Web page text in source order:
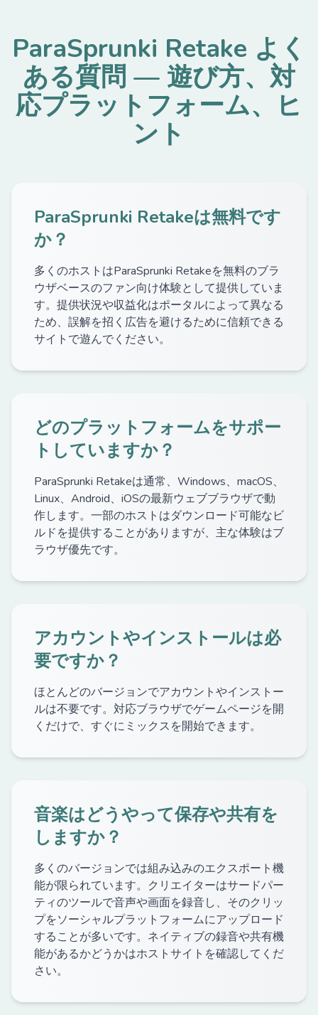
ParaSprunki Retake よく
ある質問 — 遊び方、対
応プラットフォーム、ヒ
ント
ParaSprunki Retakeは無料です
か？
多くのホストはParaSprunki Retakeを無料のブラ
ウザベースのファン向け体験として提供していま
す。提供状況や収益化はポータルによって異なる
ため、誤解を招く広告を避けるために信頼できる
サイトで遊んでください。
どのプラットフォームをサポー
トしていますか？
ParaSprunki Retakeは通常、Windows、macOS、
Linux、Android、iOSの最新ウェブブラウザで動
作します。一部のホストはダウンロード可能なビ
ルドを提供することがありますが、主な体験はブ
ラウザ優先です。
アカウントやインストールは必
要ですか？
ほとんどのバージョンでアカウントやインストー
ルは不要です。対応ブラウザでゲームページを開
くだけで、すぐにミックスを開始できます。
音楽はどうやって保存や共有を
しますか？
多くのバージョンでは組み込みのエクスポート機
能が限られています。クリエイターはサードパー
ティのツールで音声や画面を録音し、そのクリッ
プをソーシャルプラットフォームにアップロード
することが多いです。ネイティブの録音や共有機
能があるかどうかはホストサイトを確認してくだ
さい。